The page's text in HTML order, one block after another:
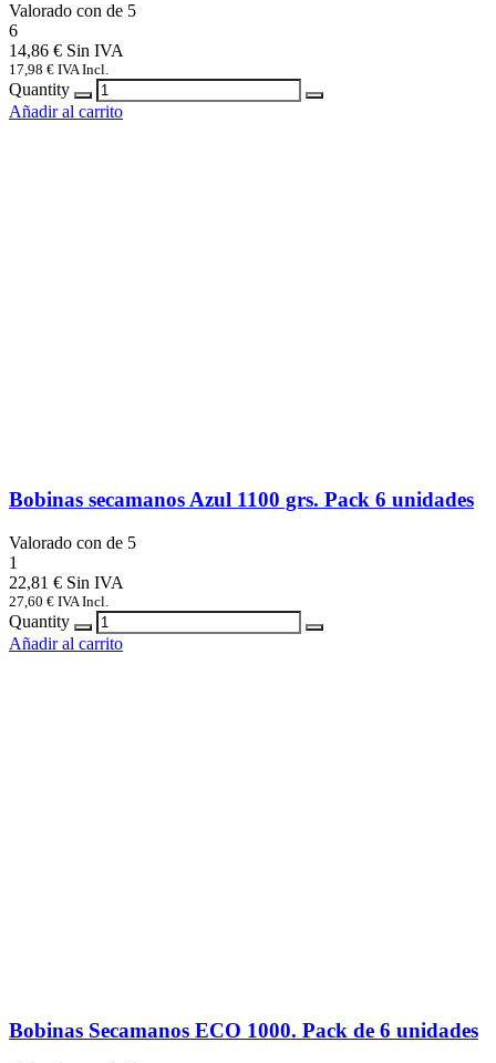
Valorado con de 5
6
14,86 €
17,98 € IVA Incl.
Quantity
Añadir al carrito
Bobinas secamanos Azul 1100 grs. Pack 6 unidades
Valorado con de 5
1
22,81 €
27,60 € IVA Incl.
Quantity
Añadir al carrito
Bobinas Secamanos ECO 1000. Pack de 6 unidades